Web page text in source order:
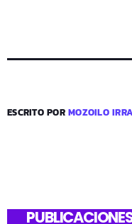
ESCRITO PORMOZOILO